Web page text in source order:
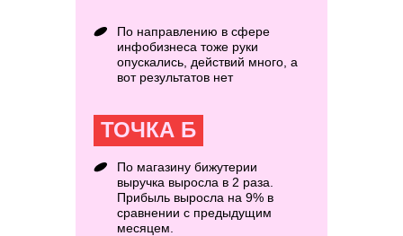
По направлению в сфере
инфобизнеса тоже руки
опускались, действий много, а
вот результатов нет
По магазину бижутерии
выручка выросла в 2 раза.
Прибыль выросла на 9% в
сравнении с предыдущим
месяцем.
ТОЧКА Б